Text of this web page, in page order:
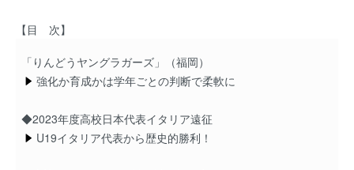
【目 次】
「りんどうヤングラガーズ」（福岡）
強化か育成かは学年ごとの判断で柔軟に
◆2023年度高校日本代表イタリア遠征
U19イタリア代表から歴史的勝利！